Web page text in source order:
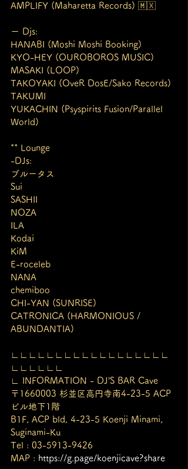
AMPLIFY (Maharetta Records) 🇲🇽
ー Djs:
HANABI (Moshi Moshi Booking)
KYO-HEY (OUROBOROS MUSIC)
MASAKI (LOOP)
TAKOYAKI (OveR DosE/Sako Records)
TAKUMI
YUKACHIN (Psyspirits Fusion/Parallel
World)
** Lounge
-DJs:
ブルータス
Sui
SASHII
NOZA
ILA
Kodai
KiM
E-roceleb
NANA
chemiboo
CHI-YAN (SUNRISE)
CATRONICA (HARMONIOUS /
ABUNDANTIA)
∟∟∟∟∟∟∟∟∟∟∟∟∟∟∟∟∟∟
∟∟∟∟∟∟
∟ INFORMATION - DJ’S BAR Cave
〒1660003 杉並区高円寺南4-23-5 ACP
ビル地下1階
B1F, ACP bld, 4-23-5 Koenji Minami,
Suginami-Ku
Tel : 03-5913-9426
MAP : https://g.page/koenjicave?share